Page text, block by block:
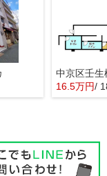
16.5万円/